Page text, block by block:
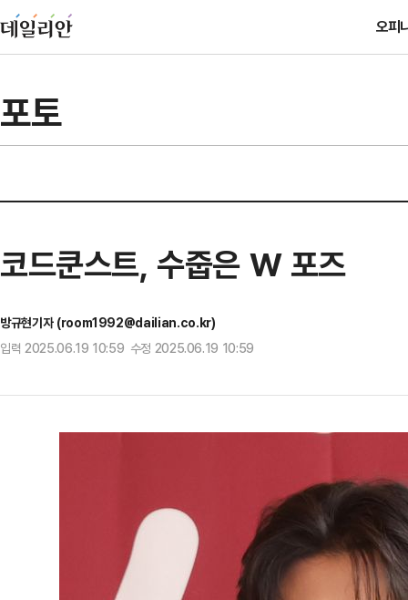
오피
포토
코드쿤스트, 수줍은 W 포즈
방규현기자 (room1992@dailian.co.kr)
입력 2025.06.19 10:59 수정 2025.06.19 10:59